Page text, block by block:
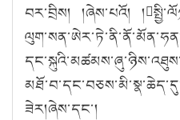
བར་བྲིས། །ཞེས་པའོ།
ཟེར།ཞེས་དང་།